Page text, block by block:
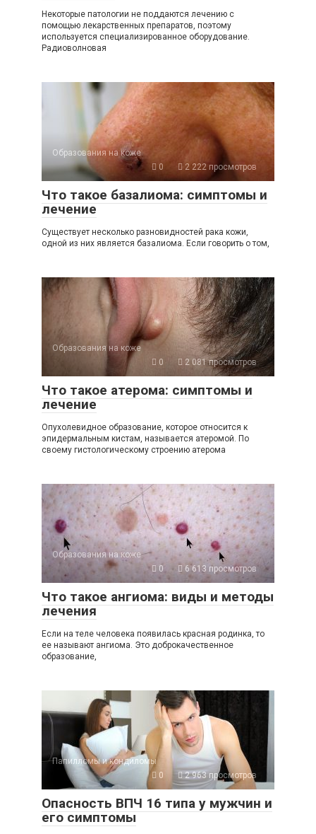
Некоторые патологии не поддаются лечению с
помощью лекарственных препаратов, поэтому
используется специализированное оборудование.
Радиоволновая
Образования на коже
0
2 222 просмотров
Что такое базалиома: симптомы и
лечение
Существует несколько разновидностей рака кожи,
одной из них является базалиома. Если говорить о том,
Образования на коже
0
2 081 просмотров
Что такое атерома: симптомы и
лечение
Опухолевидное образование, которое относится к
эпидермальным кистам, называется атеромой. По
своему гистологическому строению атерома
Образования на коже
0
6 613 просмотров
Что такое ангиома: виды и методы
лечения
Если на теле человека появилась красная родинка, то
ее называют ангиома. Это доброкачественное
образование,
Папилломы и кондиломы
0
2 963 просмотров
Опасность ВПЧ 16 типа у мужчин и
его симптомы